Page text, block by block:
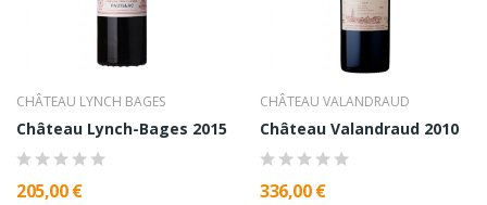
CHÂTEAU LYNCH BAGES
Château Lynch-Bages 2015
205,00 €
CHÂTEAU VALANDRAUD
Château Valandraud 2010
336,00 €